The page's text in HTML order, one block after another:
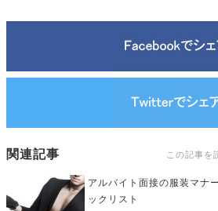
関連記事 この記事を
アルバイト面接の服装マナ
ックリスト